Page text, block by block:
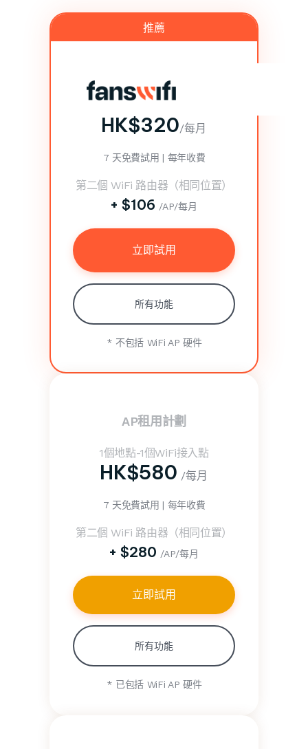
推薦
HK$320/每月
7 天免費試用 | 每年收費
第二個 WiFi 路由器（相同位置）
+ $106 /AP/每月
立即試用
所有功能
* 不包括 WiFi AP 硬件
AP租用計劃
1個地點-1個WiFi接入點
HK$580 /每月
7 天免費試用 | 每年收費
第二個 WiFi 路由器（相同位置）
+ $280 /AP/每月
立即試用
所有功能
* 已包括 WiFi AP 硬件